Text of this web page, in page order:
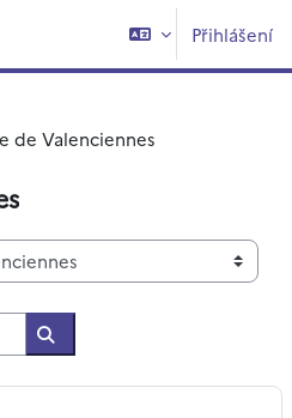
Přihlášení
de Valenciennes
Vyhledat kurzy